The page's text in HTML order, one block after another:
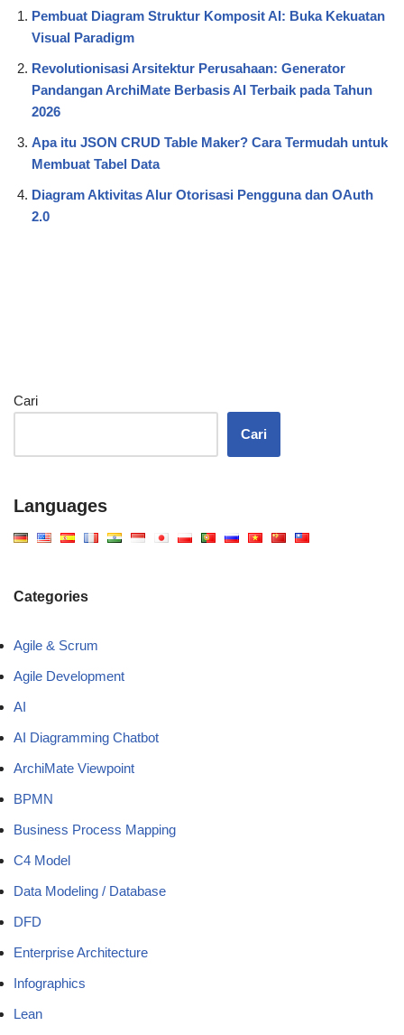
Pembuat Diagram Struktur Komposit AI: Buka Kekuatan
Visual Paradigm
Revolutionisasi Arsitektur Perusahaan: Generator
Pandangan ArchiMate Berbasis AI Terbaik pada Tahun
2026
Apa itu JSON CRUD Table Maker? Cara Termudah untuk
Membuat Tabel Data
Diagram Aktivitas Alur Otorisasi Pengguna dan OAuth
2.0
Cari
Cari
Languages
Categories
Agile & Scrum
Agile Development
AI
AI Diagramming Chatbot
ArchiMate Viewpoint
BPMN
Business Process Mapping
C4 Model
Data Modeling / Database
DFD
Enterprise Architecture
Infographics
Lean